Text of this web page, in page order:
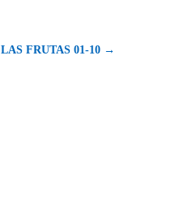
LAS FRUTAS 01-10 →